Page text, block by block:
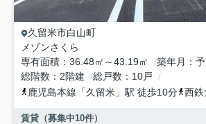
久留米市白山町
メゾンさくら
専有面積
36.48㎡～43.19㎡ 築年月
総階数
2階建 総戸数
10戸
鹿児島本線 「久留米 」駅 徒歩10分 西鉄
賃貸（募集中10件）